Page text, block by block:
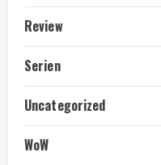
Review
Serien
Uncategorized
WoW